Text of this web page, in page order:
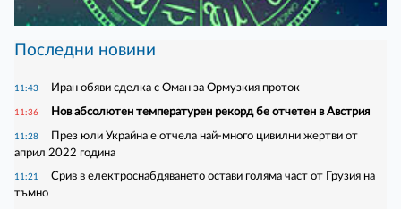
Последни новини
11:43 Иран обяви сделка с Оман за Ормузкия проток
11:36 Нов абсолютен температурен рекорд бе отчетен в Австрия
11:28
През юли Украйна е отчела най-много цивилни жертви от
април 2022 година
11:21
Срив в електроснабдяването остави голяма част от Грузия на
тъмно